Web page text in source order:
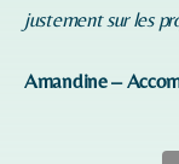
justement sur les
Amandine –